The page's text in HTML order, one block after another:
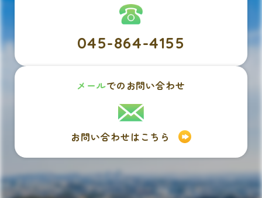
045-864-4155
メールでのお問い合わせ
お問い合わせはこちら